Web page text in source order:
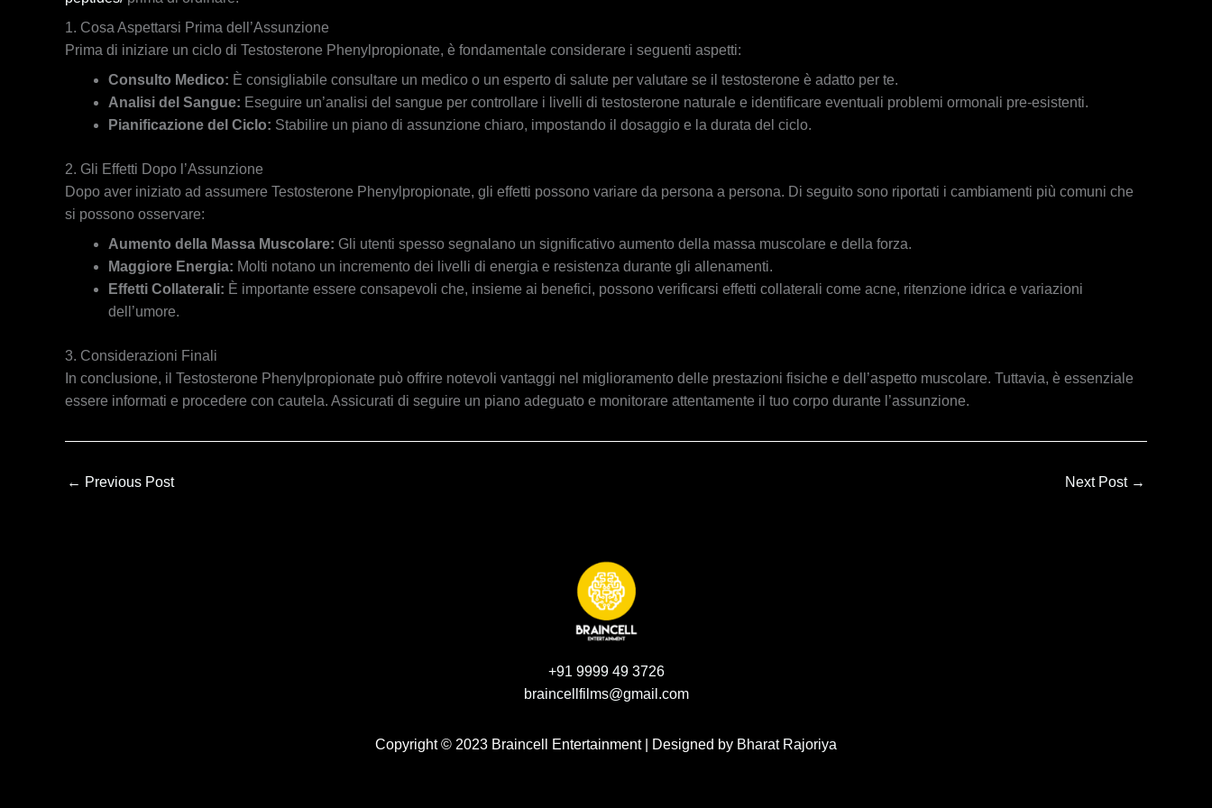
1. Cosa Aspettarsi Prima dell’Assunzione
Prima di iniziare un ciclo di Testosterone Phenylpropionate, è fondamentale considerare i seguenti aspetti:
Consulto Medico: È consigliabile consultare un medico o un esperto di salute per valutare se il testosterone è adatto per te.
Analisi del Sangue: Eseguire un’analisi del sangue per controllare i livelli di testosterone naturale e identificare eventuali problemi ormonali pre-esistenti.
Pianificazione del Ciclo: Stabilire un piano di assunzione chiaro, impostando il dosaggio e la durata del ciclo.
2. Gli Effetti Dopo l’Assunzione
Dopo aver iniziato ad assumere Testosterone Phenylpropionate, gli effetti possono variare da persona a persona. Di seguito sono riportati i cambiamenti più comuni che
si possono osservare:
Aumento della Massa Muscolare: Gli utenti spesso segnalano un significativo aumento della massa muscolare e della forza.
Maggiore Energia: Molti notano un incremento dei livelli di energia e resistenza durante gli allenamenti.
Effetti Collaterali: È importante essere consapevoli che, insieme ai benefici, possono verificarsi effetti collaterali come acne, ritenzione idrica e variazioni
dell’umore.
3. Considerazioni Finali
In conclusione, il Testosterone Phenylpropionate può offrire notevoli vantaggi nel miglioramento delle prestazioni fisiche e dell’aspetto muscolare. Tuttavia, è essenziale
essere informati e procedere con cautela. Assicurati di seguire un piano adeguato e monitorare attentamente il tuo corpo durante l’assunzione.
← Previous Post Next Post →
+91 9999 49 3726
braincellfilms@gmail.com
Copyright © 2023 Braincell Entertainment | Designed by Bharat Rajoriya